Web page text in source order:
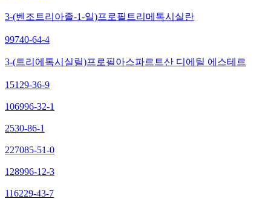
3-(벤조트리아졸-1-일)프로필트리메톡시실란
99740-64-4
3-(트리에톡시실릴)프로필아스파르트산 디에틸 에스테르
15129-36-9
106996-32-1
2530-86-1
227085-51-0
128996-12-3
116229-43-7